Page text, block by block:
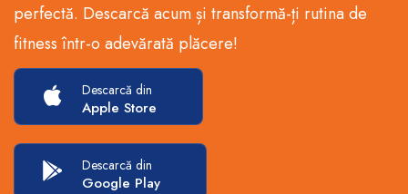
perfectă. Descarcă acum și transformă-ți rutina de
fitness într-o adevărată plăcere!
Descarcă din
Apple Store
Descarcă din
Google Play